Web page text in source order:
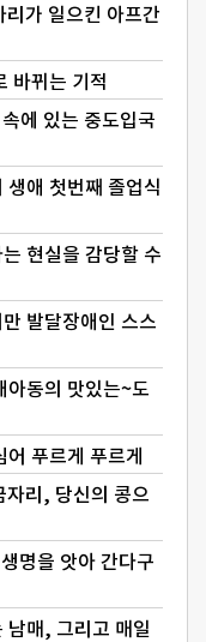
가 일으킨 아프간
바뀌는 기적
에 있는 중도입국
애 첫번째 졸업식
현실을 감당할 수
발달장애인 스스
동의 맛있는~도
푸르게 푸르게
리, 당신의 콩으
명을 앗아 간다구
매, 그리고 매일